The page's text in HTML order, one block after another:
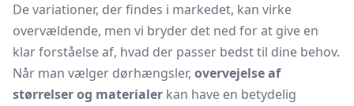
De variationer, der findes i markedet, kan virke
overvældende, men vi bryder det ned for at give en
klar forståelse af, hvad der passer bedst til dine behov.
Når man vælger dørhængsler, overvejelse af
størrelser og materialer kan have en betydelig